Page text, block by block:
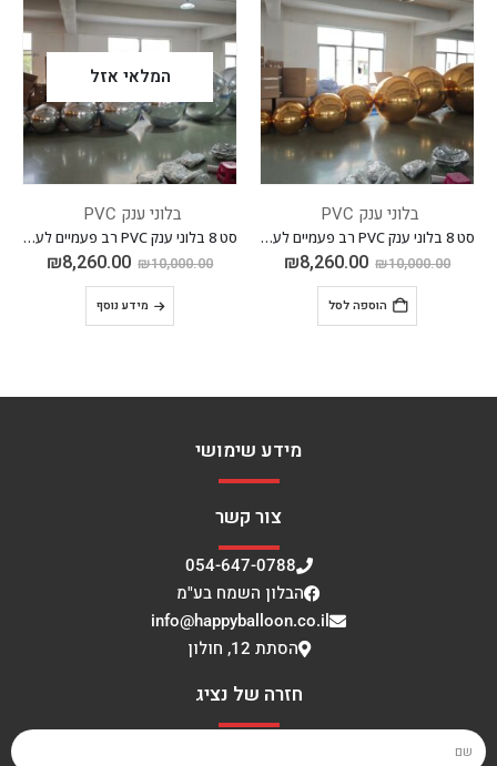
סט 8 בלוני ענק PVC רב פעמיים לעיצוב אירועים בצבע זהב
₪
המלאי אזל
סט 8 בלוני ענק PVC רב פעמיים לעיצוב אירועים בצבע כסוף
₪10,000.00
₪8,260.00
המלאי
₪11,000.00
מידע שימושי
צור קשר
054-647-0788
הבלון השמח בע"מ
info@happyballoon.co.il
הסתת 12, חולון
חזרה של נציג